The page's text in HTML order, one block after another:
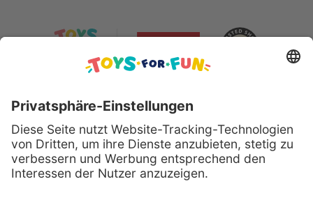
Sicher bezahlen mit: